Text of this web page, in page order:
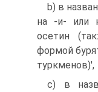
b) в
на -и- или
осетин
формой
туркменов)',
c) в